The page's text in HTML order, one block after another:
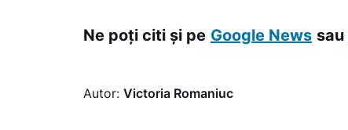
Ne poți citi și pe Google News sau
Autor: Victoria Romaniuc